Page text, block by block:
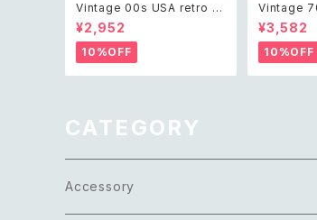
Vintage 00s USA retro tri
ple twist circle design n
ecklace レトロ アメリカ ヴィ
ンテージ アクセサリー ゴール
ド トリプル ツイスト サークル
デザイン ネックレス
¥2,952
10%OFF
Vintage
ro white
ecklace レ
ンテージ
ホワイト シ
ックレス
¥3,582
10%OFF
CATEGORY
Accessory